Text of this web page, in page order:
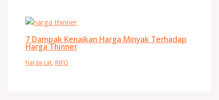
7 Dampak Kenaikan Harga Minyak Terhadap
Harga Thinner
harga cat,INFO